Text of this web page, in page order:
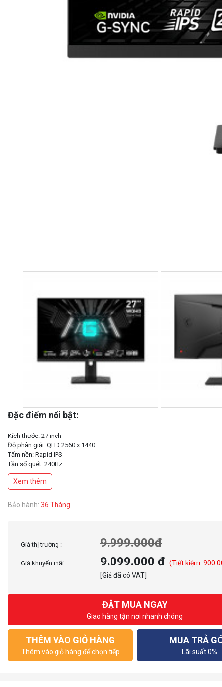
Đặc điểm nổi bật:
Kích thước: 27 inch
Độ phân giải: QHD 2560 x 1440
Tấm nền: Rapid IPS
Tần số quét: 240Hz
Thời gian phản hồi: 1ms
Độ sáng: 400nits
Độ tương phản: 1000:1
VESA: 75x75mm
Xem thêm
Bảo hành: 36 Tháng
Giá thị trường : 9.999.000đ
Giá khuyến mãi: 9.099.000 đ
(Tiết kiệm:
[Giá đã có VAT]
ĐẶT MUA NGAY
Giao hàng tận nơi nhanh chóng
THÊM VÀO GIỎ HÀNG
Thêm vào giỏ hàng để chọn tiếp
MUA TRẢ
Lãi suất 0%